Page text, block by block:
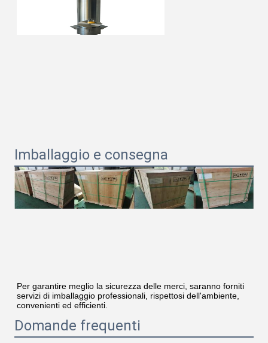
Imballaggio e consegna
Per garantire meglio la sicurezza delle merci, saranno forniti
servizi di imballaggio professionali, rispettosi dell'ambiente,
convenienti ed efficienti.
Domande frequenti